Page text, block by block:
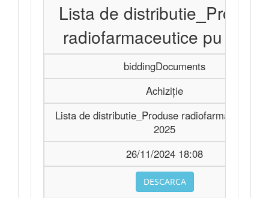
Lista de distributie_Produse
radiofarmaceutice pu 2025
biddingDocuments
Achiziție
Lista de distributie_Produse radiofarmaceutice
2025
26/11/2024 18:08
DESCARCA